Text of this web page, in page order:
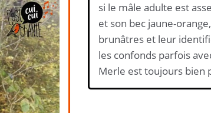
si le mâle adulte est
et son bec jaune-
brunâtres et leur
les confonds parfois
Merle est toujours bien